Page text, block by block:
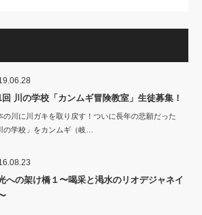
回 川の学校「カンムギ冒険教室」生徒募集！
の川に川ガキを取り戻す！ついに長年の悲願だった
の学校」をカンムギ（岐…
への架け橋１〜喝采と渇水のリオデジャネイ